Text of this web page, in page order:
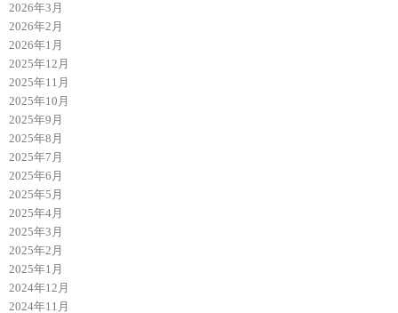
2026年3月
2026年2月
2026年1月
2025年12月
2025年11月
2025年10月
2025年9月
2025年8月
2025年7月
2025年6月
2025年5月
2025年4月
2025年3月
2025年2月
2025年1月
2024年12月
2024年11月